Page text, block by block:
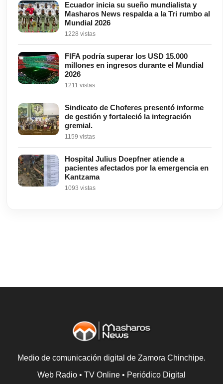
Ecuador inicia su sueño mundialista y
Masharos News respalda a la Tri rumbo al
Mundial 2026
1228 vistas
FIFA podría superar los USD 15.000
millones en ingresos durante el Mundial
2026
1211 vistas
Sindicato de Choferes presentó informe
de gestión y fortaleció la integración
gremial.
1159 vistas
Hospital Julius Doepfner atiende a
pacientes afectados por la emergencia en
Kantzama
1093 vistas
Medio de comunicación digital de Zamora Chinchipe.
Web Radio • TV Online • Periódico Digital